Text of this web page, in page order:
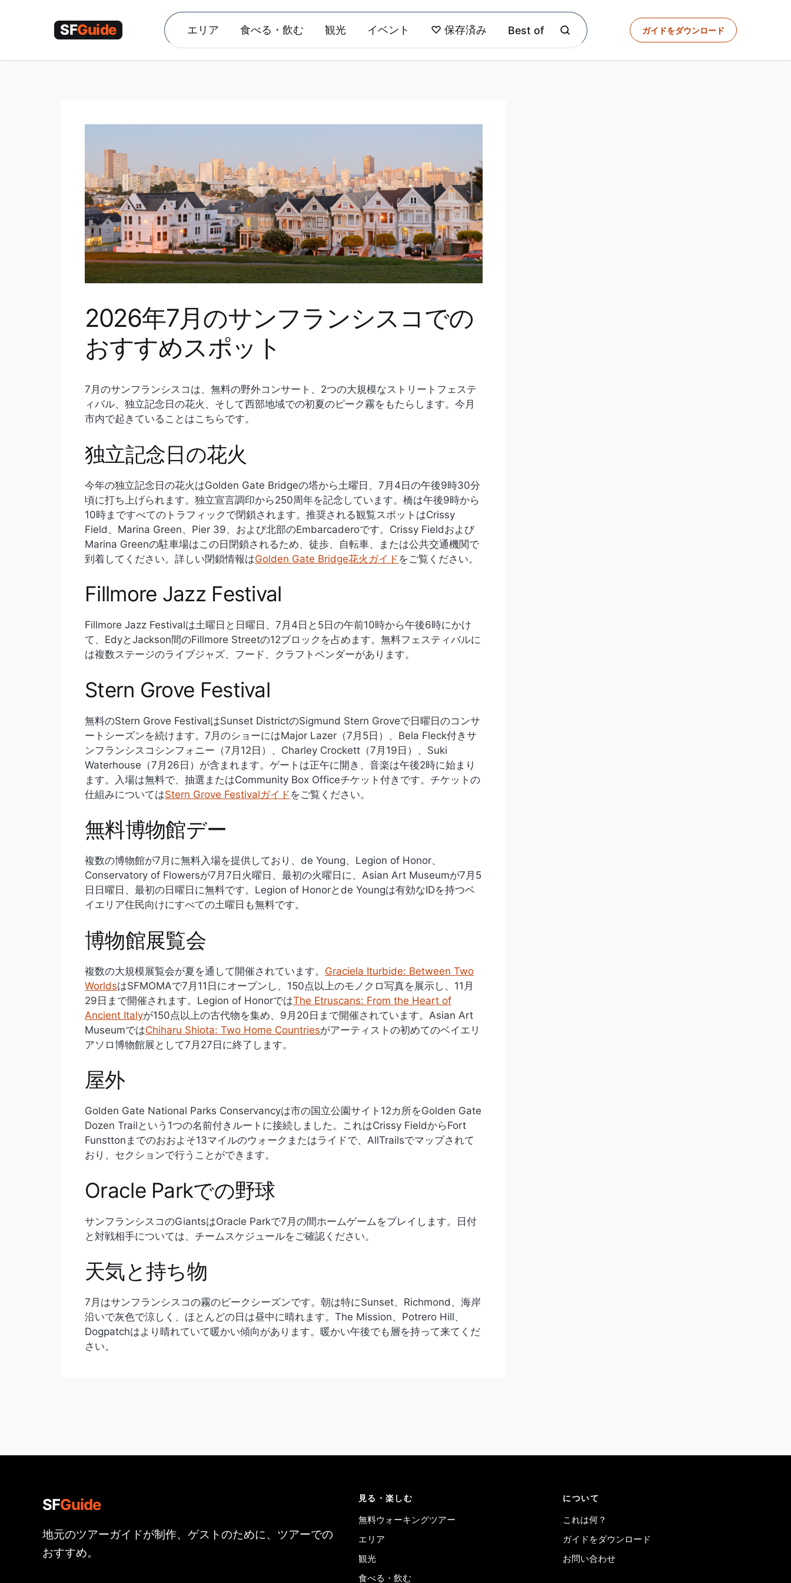
エリア 食べる・飲む 観光 イベント ♡ 保存済み Best of ガイドをダウンロード
2026年7月のサンフランシスコでの
おすすめスポット
7月のサンフランシスコは、無料の野外コンサート、2つの大規模なストリートフェステ
ィバル、独立記念日の花火、そして西部地域での初夏のピーク霧をもたらします。今月
市内で起きていることはこちらです。
独立記念日の花火
今年の独立記念日の花火はGolden Gate Bridgeの塔から土曜日、7月4日の午後9時30分
頃に打ち上げられます。独立宣言調印から250周年を記念しています。橋は午後9時から
10時まですべてのトラフィックで閉鎖されます。推奨される観覧スポットはCrissy
Field、Marina Green、Pier 39、および北部のEmbarcaderoです。Crissy Fieldおよび
Marina Greenの駐車場はこの日閉鎖されるため、徒歩、自転車、または公共交通機関で
到着してください。詳しい閉鎖情報はGolden Gate Bridge花火ガイド をご覧ください。
Fillmore Jazz Festival
Fillmore Jazz Festivalは土曜日と日曜日、7月4日と5日の午前10時から午後6時にかけ
て、EdyとJackson間のFillmore Streetの12ブロックを占めます。無料フェスティバルに
は複数ステージのライブジャズ、フード、クラフトベンダーがあります。
Stern Grove Festival
無料のStern Grove FestivalはSunset DistrictのSigmund Stern Groveで日曜日のコンサ
ートシーズンを続けます。7月のショーにはMajor Lazer（7月5日）、Bela Fleck付きサ
ンフランシスコシンフォニー（7月12日）、Charley Crockett（7月19日）、Suki
Waterhouse（7月26日）が含まれます。ゲートは正午に開き、音楽は午後2時に始まり
ます。入場は無料で、抽選またはCommunity Box Officeチケット付きです。チケットの
仕組みについてはStern Grove Festivalガイド をご覧ください。
無料博物館デー
複数の博物館が7月に無料入場を提供しており、de Young、Legion of Honor、
Conservatory of Flowersが7月7日火曜日、最初の火曜日に、Asian Art Museumが7月5
日日曜日、最初の日曜日に無料です。Legion of Honorとde Youngは有効なIDを持つベ
イエリア住民向けにすべての土曜日も無料です。
博物館展覧会
複数の大規模展覧会が夏を通して開催されています。 Graciela Iturbide: Between Two
WorldsはSFMOMAで7月11日にオープンし、150点以上のモノクロ写真を展示し、11月
29日まで開催されます。Legion of HonorではThe Etruscans: From the Heart of
Ancient Italyが150点以上の古代物を集め、9月20日まで開催されています。Asian Art
MuseumではChiharu Shiota: Two Home Countriesがアーティストの初めてのベイエリ
アソロ博物館展として7月27日に終了します。
屋外
Golden Gate National Parks Conservancyは市の国立公園サイト12カ所をGolden Gate
Dozen Trailという1つの名前付きルートに接続しました。これはCrissy FieldからFort
Funsttonまでのおおよそ13マイルのウォークまたはライドで、AllTrailsでマップされて
おり、セクションで行うことができます。
Oracle Parkでの野球
サンフランシスコのGiantsはOracle Parkで7月の間ホームゲームをプレイします。日付
と対戦相手については、チームスケジュールをご確認ください。
天気と持ち物
7月はサンフランシスコの霧のピークシーズンです。朝は特にSunset、Richmond、海岸
沿いで灰色で涼しく、ほとんどの日は昼中に晴れます。The Mission、Potrero Hill、
Dogpatchはより晴れていて暖かい傾向があります。暖かい午後でも層を持って来てくだ
さい。
SFGuide
地元のツアーガイドが制作、ゲストのために、ツアーでの
おすすめ。
見る・楽しむ
無料ウォーキングツアー
エリア
観光
食べる・飲む
について
これは何？
ガイドをダウンロード
お問い合わせ